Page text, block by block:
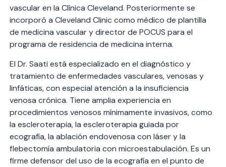
vascular en la Clínica Cleveland. Posteriormente se
incorporó a Cleveland Clinic como médico de plantilla
de medicina vascular y director de POCUS para el
programa de residencia de medicina interna.
El Dr. Saati está especializado en el diagnóstico y
tratamiento de enfermedades vasculares, venosas y
linfáticas, con especial atención a la insuficiencia
venosa crónica. Tiene amplia experiencia en
procedimientos venosos mínimamente invasivos, como
la escleroterapia, la escleroterapia guiada por
ecografía, la ablación endovenosa con láser y la
flebectomía ambulatoria con microestabulación. Es un
firme defensor del uso de la ecografía en el punto de